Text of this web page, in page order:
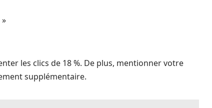
les clics de 18 %. De plus, mentionner votre
supplémentaire.